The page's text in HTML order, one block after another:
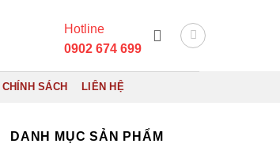
Hotline
0902 674 699
CHÍNH SÁCH LIÊN HỆ
DANH MỤC SẢN PHẨM